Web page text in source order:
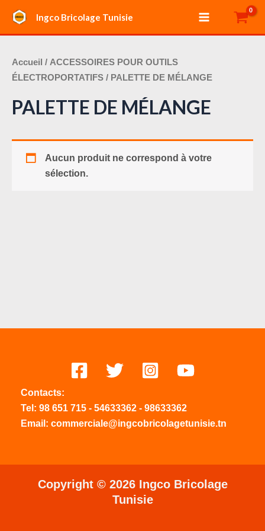
contenu
Ingco Bricolage Tunisie
Main
Menu
Accueil / ACCESSOIRES POUR OUTILS
ÉLECTROPORTATIFS / PALETTE DE MÉLANGE
PALETTE DE MÉLANGE
Aucun produit ne correspond à votre
sélection.
Contacts:
Tel: 98 651 715 - 54633362 - 98633362
Email: commerciale@ingcobricolagetunisie.tn
Copyright © 2026 Ingco Bricolage
Tunisie